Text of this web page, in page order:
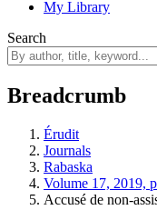
My Library
Search
Breadcrumb
Érudit
Journals
Rabaska
Volume 17, 2019,
Accusé de non-